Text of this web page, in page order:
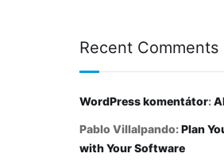
Recent Comments
WordPress komentátor:
Pablo Villalpando:Plan
with Your Software